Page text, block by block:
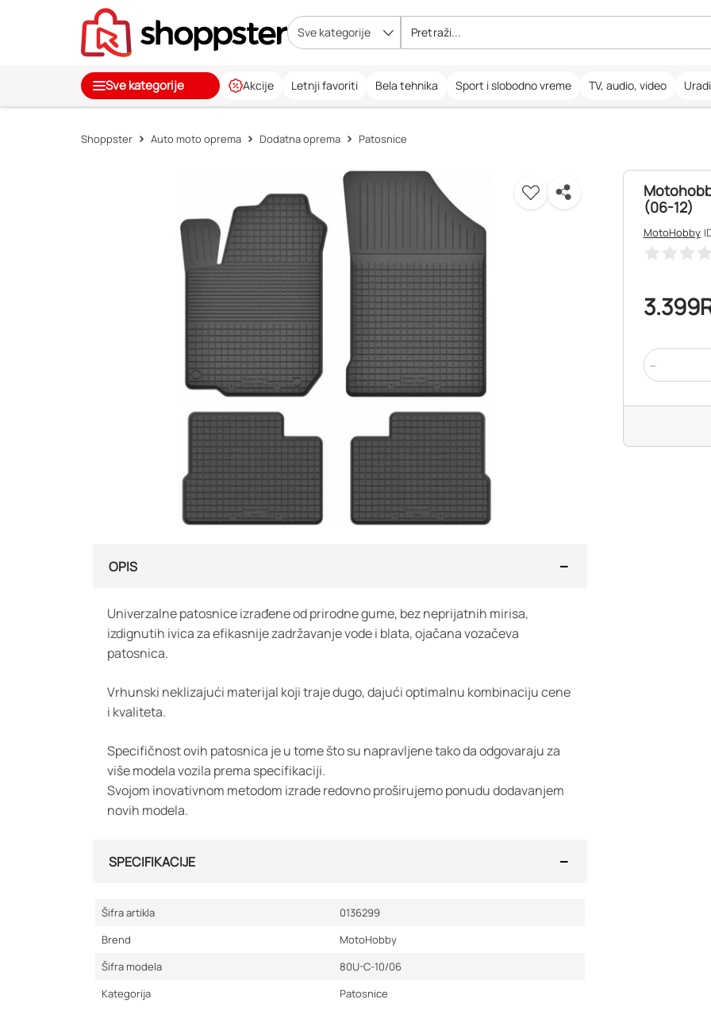
Sve kategorije
Sve kategorije Akcije Letnji favoriti Bela tehnika Sport i slobodno vreme TV, audio, video
Shoppster Auto moto oprema Dodatna oprema Patosnice
(06-12)
MotoHobby
3.399
-
OPIS
Univerzalne patosnice izrađene od prirodne gume, bez neprijatnih mirisa,
izdignutih ivica za efikasnije zadržavanje vode i blata, ojačana vozačeva
patosnica.
Vrhunski neklizajući materijal koji traje dugo, dajući optimalnu kombinaciju cene
i kvaliteta.
Specifičnost ovih patosnica je u tome što su napravljene tako da odgovaraju za
više modela vozila prema specifikaciji.
Svojom inovativnom metodom izrade redovno proširujemo ponudu dodavanjem
novih modela.
SPECIFIKACIJE
Šifra artikla
0136299
Brend
MotoHobby
Šifra modela
80U-C-10/06
Kategorija
Patosnice